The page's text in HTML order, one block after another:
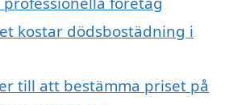
kostar dödsbostädning i
till att bestämma priset på